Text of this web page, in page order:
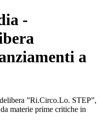
-
a
”Ri.Circo.Lo. STEP”,
materie prime critiche in